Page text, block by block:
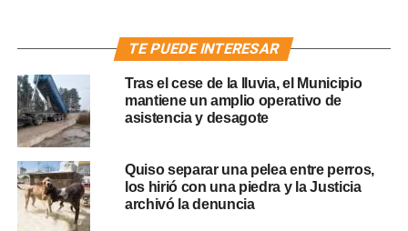
TE PUEDE INTERESAR
Tras el cese de la lluvia, el Municipio
mantiene un amplio operativo de
asistencia y desagote
Quiso separar una pelea entre perros,
los hirió con una piedra y la Justicia
archivó la denuncia